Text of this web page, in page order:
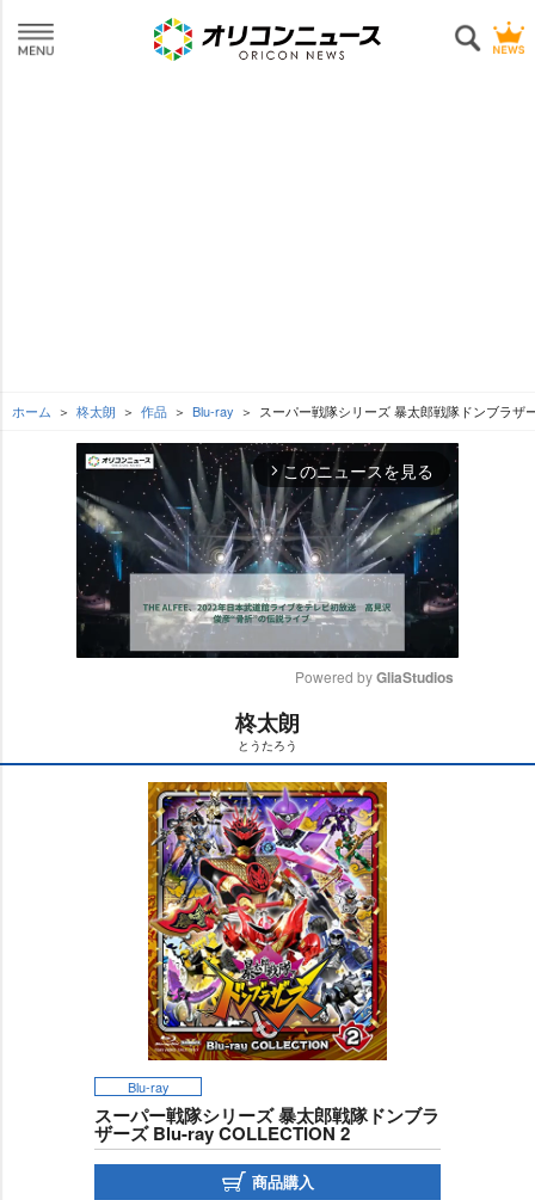
ホーム 柊太朗 作品 Blu-ray スーパー戦隊シリーズ 暴太郎戦隊ドンブラザ
arrow_forward_ios このニュースを見る
t
e
Powered by GliaStudios
柊太朗
とうたろう
Blu-ray
スーパー戦隊シリーズ 暴太郎戦隊ドンブラ
ザーズ Blu-ray COLLECTION 2
商品購入